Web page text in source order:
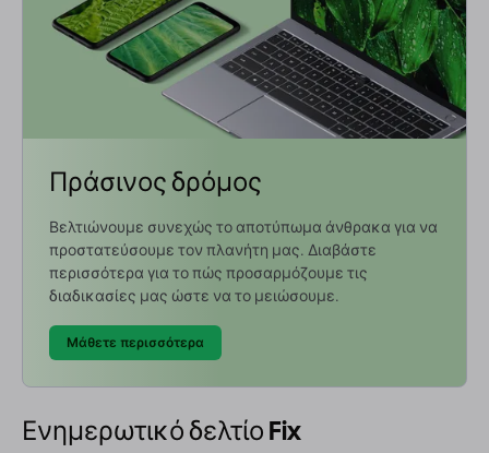
Πράσινος δρόμος
Βελτιώνουμε συνεχώς το αποτύπωμα άνθρακα για να
προστατεύσουμε τον πλανήτη μας. Διαβάστε
περισσότερα για το πώς προσαρμόζουμε τις
διαδικασίες μας ώστε να το μειώσουμε.
Μάθετε περισσότερα
Ενημερωτικό δελτίο Fix